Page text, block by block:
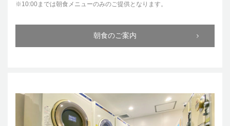
※10:00までは朝食メニューのみのご提供となります。
朝食のご案内